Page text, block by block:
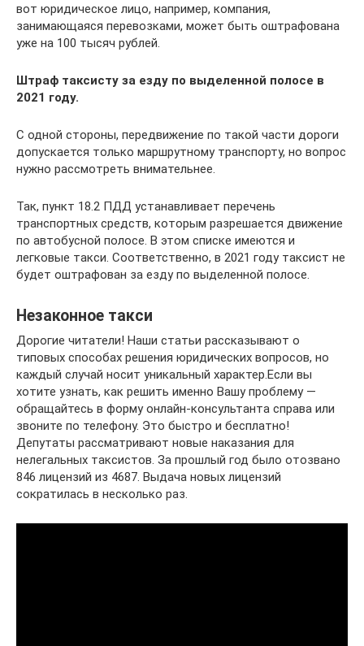
вот юридическое лицо, например, компания,
занимающаяся перевозками, может быть оштрафована
уже на 100 тысяч рублей.
Штраф таксисту за езду по выделенной полосе в
2021 году.
С одной стороны, передвижение по такой части дороги
допускается только маршрутному транспорту, но вопрос
нужно рассмотреть внимательнее.
Так, пункт 18.2 ПДД устанавливает перечень
транспортных средств, которым разрешается движение
по автобусной полосе. В этом списке имеются и
легковые такси. Соответственно, в 2021 году таксист не
будет оштрафован за езду по выделенной полосе.
Незаконное такси
Дорогие читатели! Наши статьи рассказывают о
типовых способах решения юридических вопросов, но
каждый случай носит уникальный характер.Если вы
хотите узнать, как решить именно Вашу проблему —
обращайтесь в форму онлайн-консультанта справа или
звоните по телефону. Это быстро и бесплатно!
Депутаты рассматривают новые наказания для
нелегальных таксистов. За прошлый год было отозвано
846 лицензий из 4687. Выдача новых лицензий
сократилась в несколько раз.